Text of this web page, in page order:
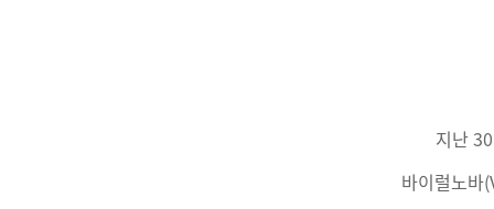
지난
바이럴노바